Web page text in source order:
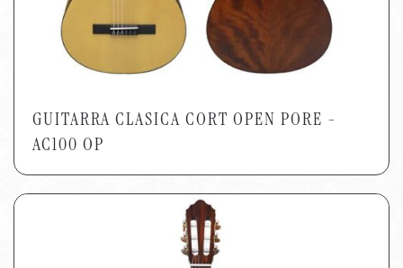
GUITARRA CLASICA CORT OPEN PORE -
AC100 OP